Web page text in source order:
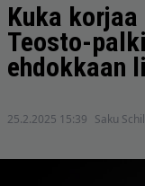
Kuka
Teosto-
ehdokkaan
25.2.2025 15:39 Saku